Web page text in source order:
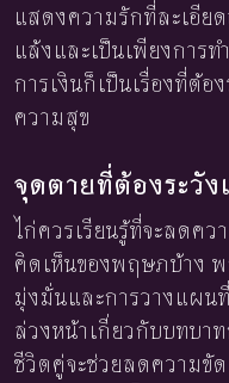
แสดงความรักที่ละเอีย
แล้งและเป็นเพียงการ
การเงินก็เป็นเรื่องที่ต้อ
ความสุข
จุดตายที่ต้องระวัง
ไก่ควรเรียนรู้ที่จะลดค
คิดเห็นของพฤษภบ้าง
มุ่งมั่นและการวางแผน
ล่วงหน้าเกี่ยวกับบทบา
ชีวิตคู่จะช่วยลดความขัด